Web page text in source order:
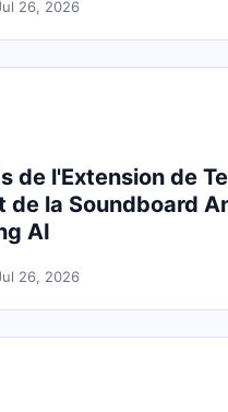
26, 2026
de l'Extension de
de la Soundboard
AI
26, 2026